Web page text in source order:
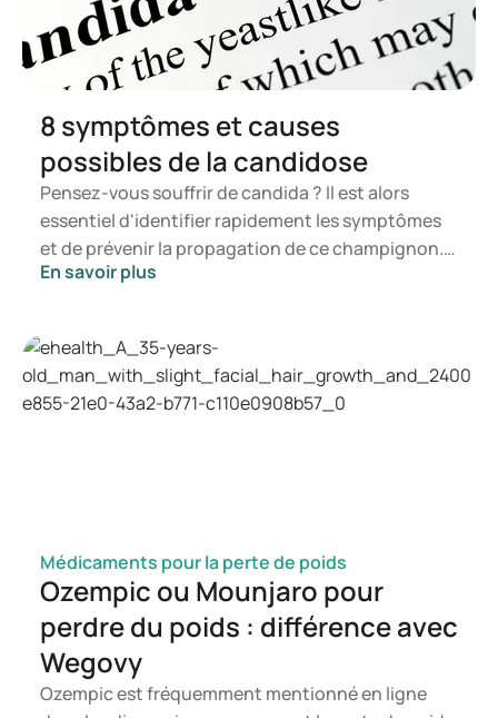
8 symptômes et causes
possibles de la candidose
Pensez-vous souffrir de candida ? Il est alors
essentiel d'identifier rapidement les symptômes
et de prévenir la propagation de ce champignon.
Dans cet article, vous découvrirez ce qu'est le
développement d'une infection à candida. Vous
saurez ainsi à quel moment il est pertinent de
consulter un professionnel de santé.
En savoir plus
Médicaments pour la perte de poids
Ozempic ou Mounjaro pour
perdre du poids : différence avec
Wegovy
Ozempic est fréquemment mentionné en ligne